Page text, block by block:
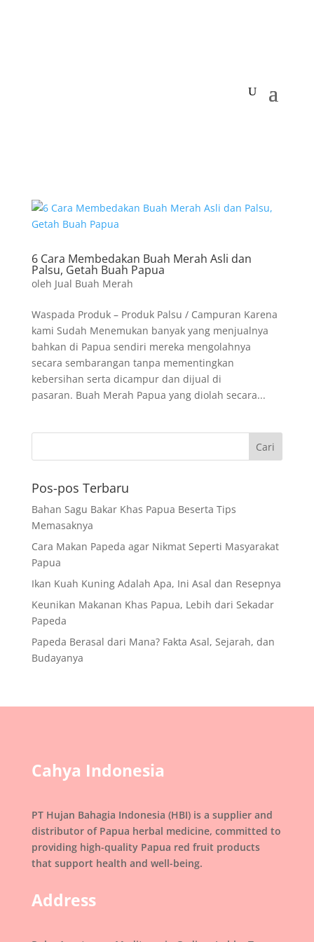
6 Cara Membedakan Buah Merah Asli dan
Palsu, Getah Buah Papua
oleh Jual Buah Merah
Waspada Produk – Produk Palsu / Campuran Karena
kami Sudah Menemukan banyak yang menjualnya
bahkan di Papua sendiri mereka mengolahnya
secara sembarangan tanpa mementingkan
kebersihan serta dicampur dan dijual di
pasaran. Buah Merah Papua yang diolah secara...
Pos-pos Terbaru
Bahan Sagu Bakar Khas Papua Beserta Tips
Memasaknya
Cara Makan Papeda agar Nikmat Seperti Masyarakat
Papua
Ikan Kuah Kuning Adalah Apa, Ini Asal dan Resepnya
Keunikan Makanan Khas Papua, Lebih dari Sekadar
Papeda
Papeda Berasal dari Mana? Fakta Asal, Sejarah, dan
Budayanya
Cahya Indonesia
PT Hujan Bahagia Indonesia (HBI) is a supplier and
distributor of Papua herbal medicine, committed to
providing high-quality Papua red fruit products
that support health and well-being.
Address